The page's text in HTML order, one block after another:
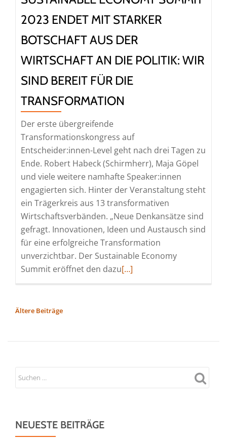
2023 ENDET MIT STARKER
BOTSCHAFT AUS DER
WIRTSCHAFT AN DIE POLITIK: WIR
SIND BEREIT FÜR DIE
TRANSFORMATION
Der erste übergreifende
Transformationskongress auf
Entscheider:innen-Level geht nach drei Tagen zu
Ende. Robert Habeck (Schirmherr), Maja Göpel
und viele weitere namhafte Speaker:innen
engagierten sich. Hinter der Veranstaltung steht
ein Trägerkreis aus 13 transformativen
Wirtschaftsverbänden. „Neue Denkansätze sind
gefragt. Innovationen, Ideen und Austausch sind
für eine erfolgreiche Transformation
unverzichtbar. Der Sustainable Economy
Summit eröffnet den dazuRead
starker
[…]
BEITRAGSNAVIGATION
Ältere Beiträge
NEUESTE BEITRÄGE